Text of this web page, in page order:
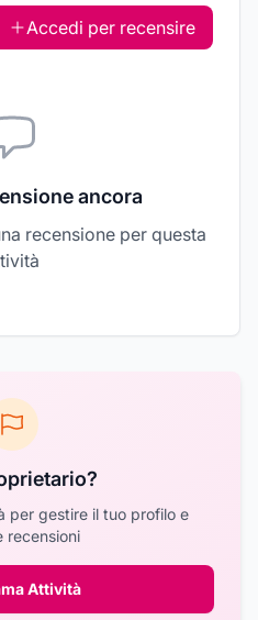
Accedi per recensire
ancora
recensione per questa
per gestire il tuo profilo e
recensioni
Attività